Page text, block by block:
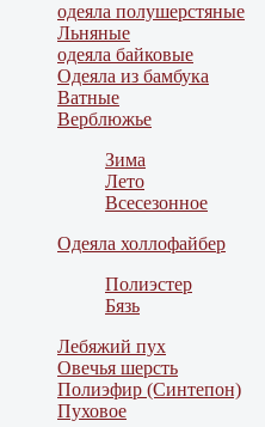
одеяла полушерстяные
Льняные
одеяла байковые
Одеяла из бамбука
Ватные
Верблюжье
Зима
Лето
Всесезонное
Одеяла холлофайбер
Полиэстер
Бязь
Лебяжий пух
Овечья шерсть
Полиэфир (Синтепон)
Пуховое